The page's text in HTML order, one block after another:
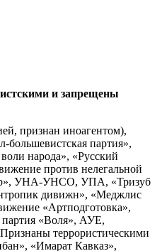
и запрещены
признан иноагентом),
партия»,
народа», «Русский
против нелегальной
УНА-УНСО, УПА, «Тризуб
дивижн», «Меджлис
«Артподготовка»,
партия «Воля», АУЕ,
террористическими
«Имарат Кавказ»,